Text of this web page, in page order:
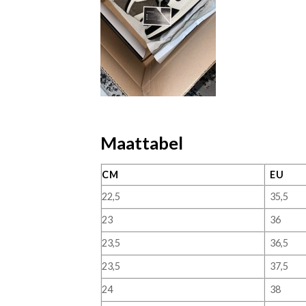
Maattabel
CM EU
22,5
35,5
23
36
23,5
36,5
23,5
37,5
24
38